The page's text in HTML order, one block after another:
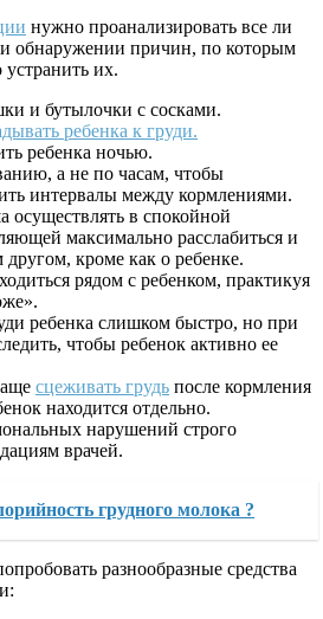
нужно проанализировать все ли
обнаружении причин, по которым
их.
и бутылочки с сосками.
ребенка к груди.
ребенка ночью.
а не по часам, чтобы
интервалы между кормлениями.
в спокойной
максимально расслабиться и
кроме как о ребенке.
рядом с ребенком, практикуя
ребенка слишком быстро, но при
чтобы ребенок активно ее
сцеживать грудь после кормления
находится отдельно.
нарушений строго
врачей.
грудного молока ?
разнообразные средства